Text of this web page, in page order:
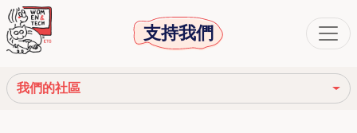
支持我們
我們的社區